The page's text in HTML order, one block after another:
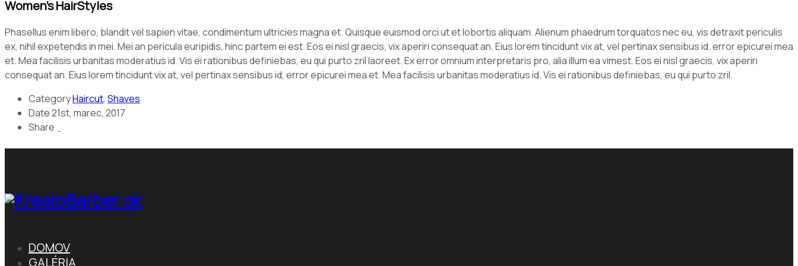
Women’s HairStyles
Phasellus enim libero, blandit vel sapien vitae, condimentum ultricies magna et. Quisque euismod orci ut et lobortis aliquam. Alienum phaedrum torquatos nec eu, vis detraxit periculis
ex, nihil expetendis in mei. Mei an pericula euripidis, hinc partem ei est. Eos ei nisl graecis, vix aperiri consequat an. Eius lorem tincidunt vix at, vel pertinax sensibus id, error epicurei mea
et. Mea facilisis urbanitas moderatius id. Vis ei rationibus definiebas, eu qui purto zril laoreet. Ex error omnium interpretaris pro, alia illum ea vimest. Eos ei nisl graecis, vix aperiri
consequat an. Eius lorem tincidunt vix at, vel pertinax sensibus id, error epicurei mea et. Mea facilisis urbanitas moderatius id. Vis ei rationibus definiebas, eu qui purto zril.
CategoryHaircut, Shaves
Date21st, marec, 2017
Share
DOMOV
GALÉRIA